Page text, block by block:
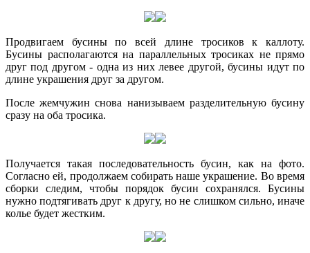
Продвигаем бусины по всей длине тросиков к каллоту.
Бусины располагаются на параллельных тросиках не прямо
друг под другом - одна из них левее другой, бусины идут по
длине украшения друг за другом.
После жемчужин снова нанизываем разделительную бусину
сразу на оба тросика.
Получается такая последовательность бусин, как на фото.
Согласно ей, продолжаем собирать наше украшение. Во время
сборки следим, чтобы порядок бусин сохранялся. Бусины
нужно подтягивать друг к другу, но не слишком сильно, иначе
колье будет жестким.